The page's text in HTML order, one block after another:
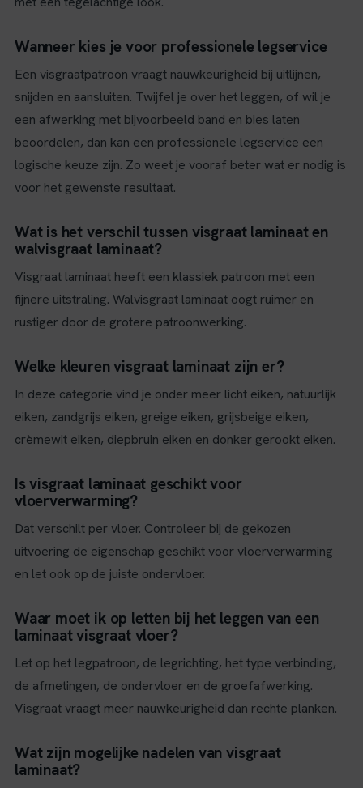
Wanneer kies je voor professionele legservice
Een visgraatpatroon vraagt nauwkeurigheid bij uitlijnen,
snijden en aansluiten. Twijfel je over het leggen, of wil je
een afwerking met bijvoorbeeld band en bies laten
beoordelen, dan kan een professionele legservice een
logische keuze zijn. Zo weet je vooraf beter wat er nodig is
voor het gewenste resultaat.
Wat is het verschil tussen visgraat laminaat en
walvisgraat laminaat?
Visgraat laminaat heeft een klassiek patroon met een
fijnere uitstraling. Walvisgraat laminaat oogt ruimer en
rustiger door de grotere patroonwerking.
Welke kleuren visgraat laminaat zijn er?
In deze categorie vind je onder meer licht eiken, natuurlijk
eiken, zandgrijs eiken, greige eiken, grijsbeige eiken,
crèmewit eiken, diepbruin eiken en donker gerookt eiken.
Is visgraat laminaat geschikt voor
vloerverwarming?
Dat verschilt per vloer. Controleer bij de gekozen
uitvoering de eigenschap geschikt voor vloerverwarming
en let ook op de juiste ondervloer.
Waar moet ik op letten bij het leggen van een
laminaat visgraat vloer?
Let op het legpatroon, de legrichting, het type verbinding,
de afmetingen, de ondervloer en de groefafwerking.
Visgraat vraagt meer nauwkeurigheid dan rechte planken.
Wat zijn mogelijke nadelen van visgraat
laminaat?